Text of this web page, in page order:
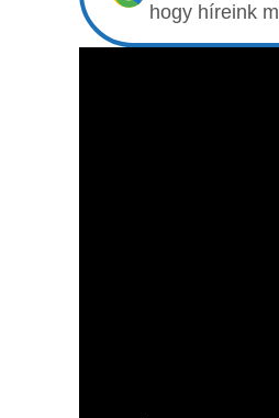
hogy híreink